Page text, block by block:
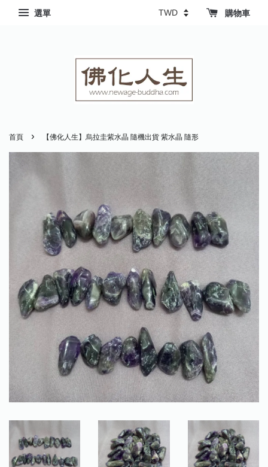
選單 購物車
首頁 › 【佛化人生】烏拉圭紫水晶 隨機出貨 紫水晶 隨形